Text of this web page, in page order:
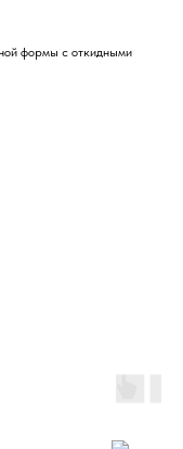
формы с откидными